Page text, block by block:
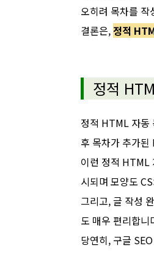
오히려 목차를
결론은,정적
정적
정적 HTML 자동
후 목차가 추가
이런 정적 HTML
시되며 모양도
그리고, 글 작성
도 매우 편리합니
당연히, 구글